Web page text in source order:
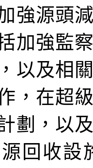
強源頭
加強監
以及相
，在超
劃，以
回收設